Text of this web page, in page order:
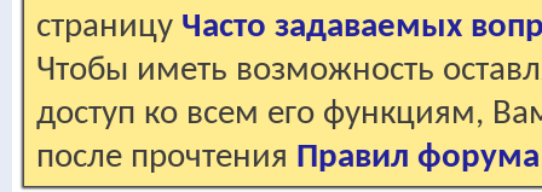
страницу Часто задаваемых
Чтобы иметь возможность
доступ ко всем его функциям,
после прочтения Правил форума